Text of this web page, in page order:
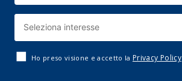
Ho preso visione e accetto la Privacy Policy